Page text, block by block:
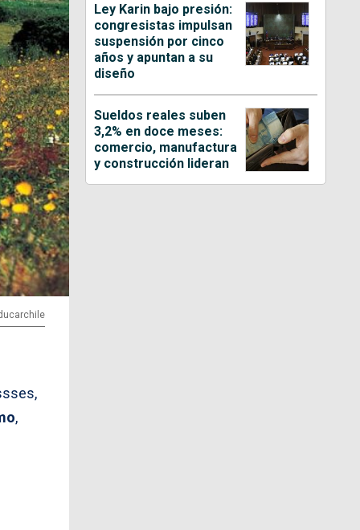
,
Ley Karin bajo presión:
congresistas impulsan
suspensión por cinco
años y apuntan a su
diseño
Sueldos reales suben
3,2% en doce meses:
comercio, manufactura
y construcción lideran